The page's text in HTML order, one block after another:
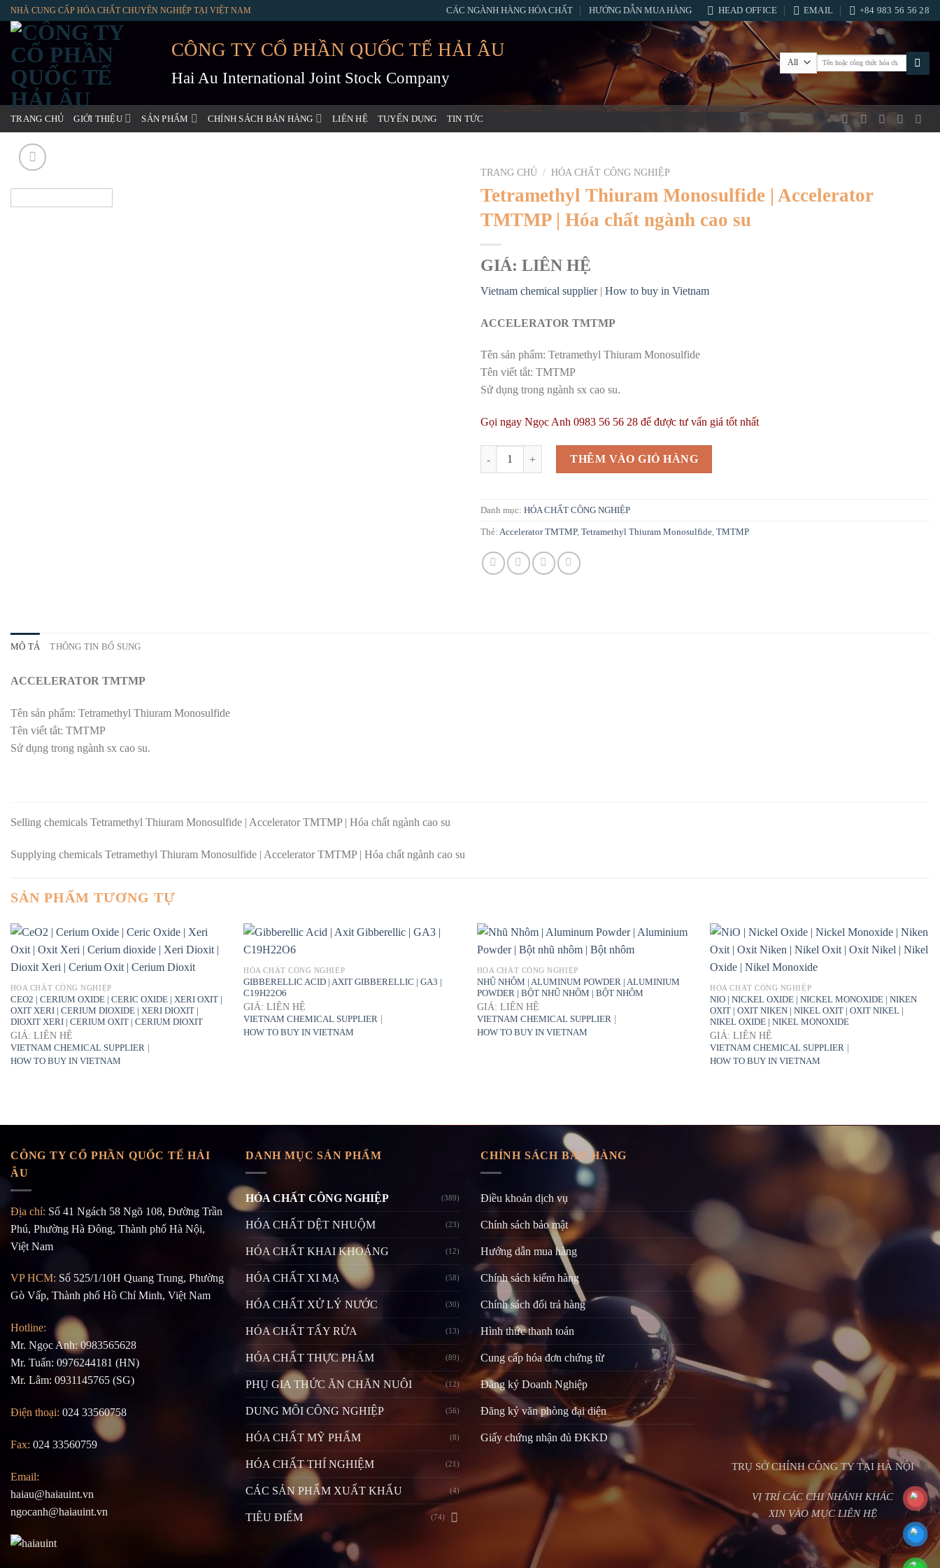
Skip
content
NHÀ CUNG CẤP HÓA CHẤT CHUYÊN NGHIỆP TẠI VIỆT NAM CÁC NGÀNH HÀNG HÓA CHẤT HƯỚNG DẪN MUA HÀNG HEAD OFFICE EMAIL +84 983 56 56 28
CÔNG TY CỔ PHẦN QUỐC TẾ HẢI ÂU
Hai Au International Joint Stock Company
Tìm
kiếm:
TRANG CHỦ GIỚI THIỆU SẢN PHẨM CHÍNH SÁCH BÁN HÀNG LIÊN HỆ TUYỂN DỤNG TIN TỨC
TRANG CHỦ / HÓA CHẤT CÔNG NGHIỆP
Tetramethyl Thiuram Monosulfide | Accelerator
TMTMP | Hóa chất ngành cao su
GIÁ: LIÊN HỆ
Vietnam chemical supplier| How to buy in Vietnam
ACCELERATOR TMTMP
Tên sản phẩm: Tetramethyl Thiuram Monosulfide
Tên viết tắt: TMTMP
Sử dụng trong ngành sx cao su.
Gọi ngay Ngọc Anh 0983 56 56 28 để được tư vấn giá tốt nhất
Tetramethyl Thiuram Monosulfide | Accelerator TMTMP | Hóa chất ngành cao su số lượng
THÊM VÀO GIỎ HÀNG
Danh mục: HÓA CHẤT CÔNG NGHIỆP
Thẻ: Accelerator TMTMP, Tetramethyl Thiuram Monosulfide, TMTMP
MÔ TẢ THÔNG TIN BỔ SUNG
ACCELERATOR TMTMP
Tên sản phẩm: Tetramethyl Thiuram Monosulfide
Tên viết tắt: TMTMP
Sử dụng trong ngành sx cao su.
Selling chemicals Tetramethyl Thiuram Monosulfide | Accelerator TMTMP | Hóa chất ngành cao su
Supplying chemicals Tetramethyl Thiuram Monosulfide | Accelerator TMTMP | Hóa chất ngành cao su
SẢN PHẨM TƯƠNG TỰ
HÓA CHẤT CÔNG NGHIỆP
CEO2 | CERIUM OXIDE | CERIC OXIDE | XERI OXIT |
OXIT XERI | CERIUM DIOXIDE | XERI DIOXIT |
DIOXIT XERI | CERIUM OXIT | CERIUM DIOXIT
GIÁ: LIÊN HỆ
VIETNAM CHEMICAL SUPPLIER |
HOW TO BUY IN VIETNAM
HÓA CHẤT CÔNG NGHIỆP
GIBBERELLIC ACID | AXIT GIBBERELLIC | GA3 |
C19H22O6
GIÁ: LIÊN HỆ
VIETNAM CHEMICAL SUPPLIER |
HOW TO BUY IN VIETNAM
HÓA CHẤT CÔNG NGHIỆP
NHŨ NHÔM | ALUMINUM POWDER | ALUMINIUM
POWDER | BỘT NHŨ NHÔM | BỘT NHÔM
GIÁ: LIÊN HỆ
VIETNAM CHEMICAL SUPPLIER |
HOW TO BUY IN VIETNAM
HÓA CHẤT CÔNG NGHIỆP
NIO | NICKEL OXIDE | NICKEL MONOXIDE | NIKEN
OXIT | OXIT NIKEN | NIKEL OXIT | OXIT NIKEL |
NIKEL OXIDE | NIKEL MONOXIDE
GIÁ: LIÊN HỆ
VIETNAM CHEMICAL SUPPLIER |
HOW TO BUY IN VIETNAM
CÔNG TY CỔ PHẦN QUỐC TẾ HẢI
ÂU
Địa chỉ: Số 41 Ngách 58 Ngõ 108, Đường Trần
Phú, Phường Hà Đông, Thành phố Hà Nội,
Việt Nam
VP HCM: Số 525/1/10H Quang Trung, Phường
Gò Vấp, Thành phố Hồ Chí Minh, Việt Nam
Hotline:
Mr. Ngọc Anh: 0983565628
Mr. Tuấn: 0976244181 (HN)
Mr. Lâm: 0931145765 (SG)
Điện thoại: 024 33560758
Fax: 024 33560759
Email:
haiau@haiauint.vn
ngocanh@haiauint.vn
DANH MỤC SẢN PHẨM
HÓA CHẤT CÔNG NGHIỆP (389)
HÓA CHẤT DỆT NHUỘM (23)
HÓA CHẤT KHAI KHOÁNG (12)
HÓA CHẤT XI MẠ (58)
HÓA CHẤT XỬ LÝ NƯỚC (30)
HÓA CHẤT TẨY RỬA (13)
HÓA CHẤT THỰC PHẨM (89)
PHỤ GIA THỨC ĂN CHĂN NUÔI (12)
DUNG MÔI CÔNG NGHIỆP (56)
HÓA CHẤT MỸ PHẨM (8)
HÓA CHẤT THÍ NGHIỆM (21)
CÁC SẢN PHẨM XUẤT KHẨU (4)
TIÊU ĐIỂM (74)
CHÍNH SÁCH BÁN HÀNG
Điều khoản dịch vụ
Chính sách bảo mật
Hướng dẫn mua hàng
Chính sách kiểm hàng
Chính sách đổi trả hàng
Hình thức thanh toán
Cung cấp hóa đơn chứng từ
Đăng ký Doanh Nghiệp
Đăng ký văn phòng đại diện
Giấy chứng nhận đủ ĐKKD
TRỤ SỞ CHÍNH CÔNG TY TẠI HÀ NỘI
VỊ TRÍ CÁC CHI NHÁNH KHÁC
XIN VÀO MỤC LIÊN HỆ